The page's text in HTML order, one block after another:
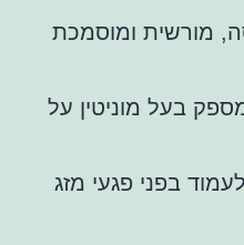
מורשית ומוסמכת
בעל מוניטין על
בפני פגעי מזג